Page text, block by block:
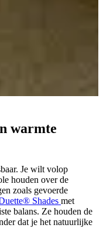
warmte
Je wilt volop
houden over de
zoals gevoerde
Shades met
balans. Ze houden de
dat je het natuurlijke